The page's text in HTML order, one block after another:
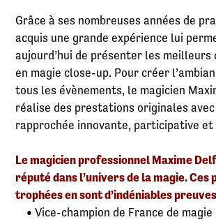
Grâce à ses nombreuses années de
acquis une grande expérience lui
aujourd’hui de présenter les meilleurs
en magie close-up. Pour créer
tous les évènements, le magicien
réalise des prestations originales avec
rapprochée innovante, participative et
Le magicien professionnel Maxime
réputé dans l’univers de la magie. Ces
trophées en sont d’indéniables
• Vice-champion de France de magie